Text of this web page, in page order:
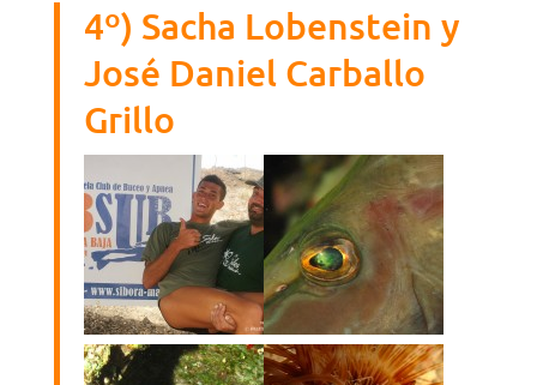
4º) Sacha Lobenstein y
José Daniel Carballo
Grillo